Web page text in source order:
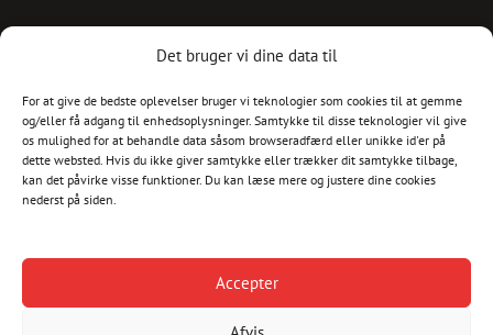
Det bruger vi dine data til
For at give de bedste oplevelser bruger vi teknologier som cookies til at gemme
og/eller få adgang til enhedsoplysninger. Samtykke til disse teknologier vil give
os mulighed for at behandle data såsom browseradfærd eller unikke id'er på
dette websted. Hvis du ikke giver samtykke eller trækker dit samtykke tilbage,
kan det påvirke visse funktioner. Du kan læse mere og justere dine cookies
nederst på siden.
Accepter
Skriv til os på
info@christianshavnskvarter.dk
Christiania
Kultur